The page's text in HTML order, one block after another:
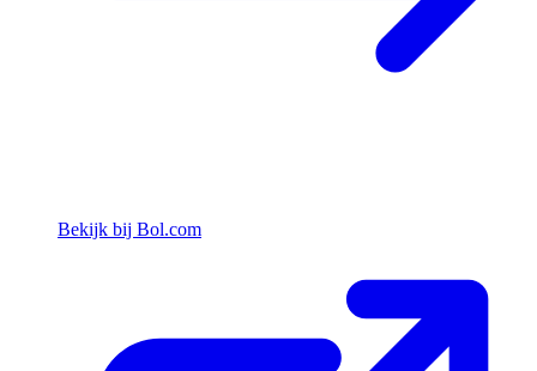
Bekijk bij Bol.com